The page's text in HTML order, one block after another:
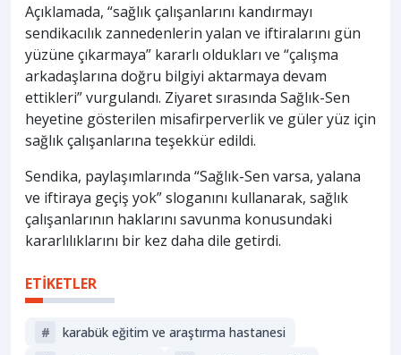
Açıklamada, “sağlık çalışanlarını kandırmayı
sendikacılık zannedenlerin yalan ve iftiralarını gün
yüzüne çıkarmaya” kararlı oldukları ve “çalışma
arkadaşlarına doğru bilgiyi aktarmaya devam
ettikleri” vurgulandı. Ziyaret sırasında Sağlık-Sen
heyetine gösterilen misafirperverlik ve güler yüz için
sağlık çalışanlarına teşekkür edildi.
Sendika, paylaşımlarında “Sağlık-Sen varsa, yalana
ve iftiraya geçiş yok” sloganını kullanarak, sağlık
çalışanlarının haklarını savunma konusundaki
kararlılıklarını bir kez daha dile getirdi.
ETİKETLER
#
karabük eğitim ve araştırma hastanesi